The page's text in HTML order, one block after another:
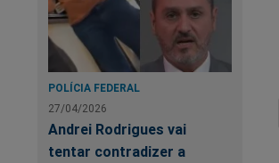
POLÍCIA FEDERAL
27/04/2026
Andrei Rodrigues vai
tentar contradizer a